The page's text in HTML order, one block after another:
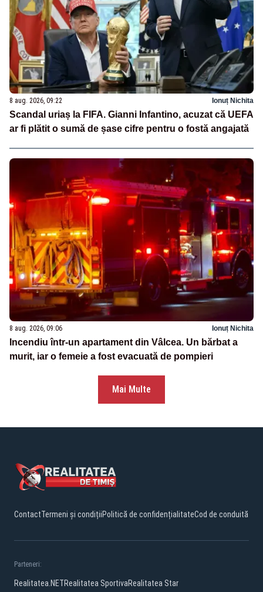
8 aug. 2026, 09:22 Ionuț Nichita
Scandal uriaș la FIFA. Gianni Infantino, acuzat că UEFA
ar fi plătit o sumă de șase cifre pentru o fostă angajată
8 aug. 2026, 09:06 Ionuț Nichita
Incendiu într-un apartament din Vâlcea. Un bărbat a
murit, iar o femeie a fost evacuată de pompieri
Mai Multe
ContactTermeni și condițiiPolitică de confidențialitateCod de conduită
Parteneri:
Realitatea.NETRealitatea SportivaRealitatea Star